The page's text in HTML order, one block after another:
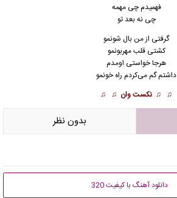
فهمیدم چی مهمه
چی نه بعد تو
گرفتی از من بال شونمو
کشتی قلب مهربونمو
هرجا خواستی اومدم
داشتم گم می‌کردم راه خونمو
♫ ♫ نکست وان ♫ ♫
بدون نظر
دانلود آهنگ با کیفیت 320